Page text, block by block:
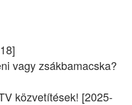
vagy zsákbamacska?
közvetítések! [2025-